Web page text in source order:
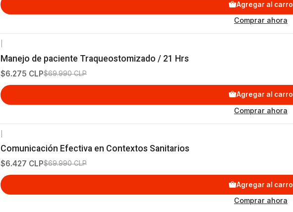
Agregar al carro
Comprar ahora
OFF
Manejo de paciente Traqueostomizado / 21 Hrs
$6.275 CLP$69.990 CLP
Agregar al carro
Comprar ahora
Comunicación Efectiva en Contextos Sanitarios
$6.427 CLP$69.990 CLP
Agregar al carro
Comprar ahora